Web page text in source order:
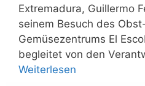
Extremadura, Guillermo
seinem Besuch des
Gemüsezentrums El
begleitet von den
Weiterlesen